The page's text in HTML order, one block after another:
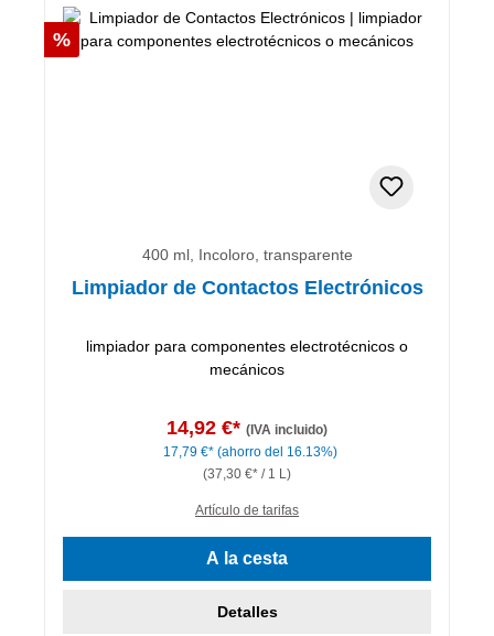
Descuento
%
400 ml, Incoloro, transparente
Limpiador de Contactos Electrónicos
limpiador para componentes electrotécnicos o
mecánicos
14,92 €* (IVA incluido)
17,79 €* (ahorro del 16.13%)
(37,30 €* / 1 L)
Artículo de tarifas
A la cesta
Detalles